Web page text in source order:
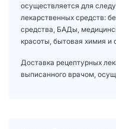
осуществляется для
лекарственных средств:
средства, БАДы,
красоты, бытовая химия
Доставка рецептурных
выписанного врачом,